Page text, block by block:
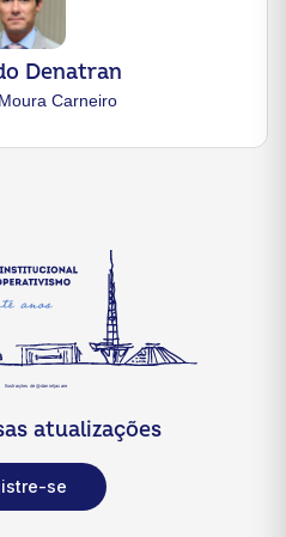
Denatran
Carneiro
atualizações
se